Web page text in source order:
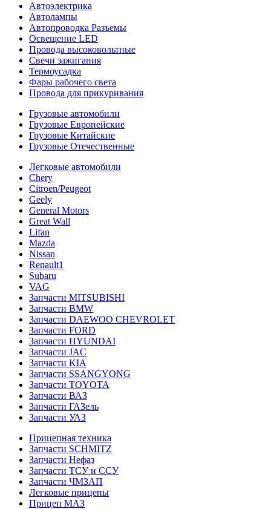
Автоэлектрика
Автолампы
Автопроводка Разъемы
Освещение LED
Провода высоковольтные
Свечи зажигания
Термоусадка
Фары рабочего света
Провода для прикуривания
Грузовые автомобили
Грузовые Европейские
Грузовые Китайские
Грузовые Отечественные
Легковые автомобили
Chery
Citroen/Peugeot
Geely
General Motors
Great Wall
Lifan
Mazda
Nissan
Renault1
Subaru
VAG
Запчасти MITSUBISHI
Запчасти BMW
Запчасти DAEWOO CHEVROLET
Запчасти FORD
Запчасти HYUNDAI
Запчасти JAC
Запчасти KIA
Запчасти SSANGYONG
Запчасти TOYOTA
Запчасти ВАЗ
Запчасти ГАЗель
Запчасти УАЗ
Прицепная техника
Запчасти SCHMITZ
Запчасти Нефаз
Запчасти ТСУ и ССУ
Запчасти ЧМЗАП
Легковые прицепы
Прицеп МАЗ